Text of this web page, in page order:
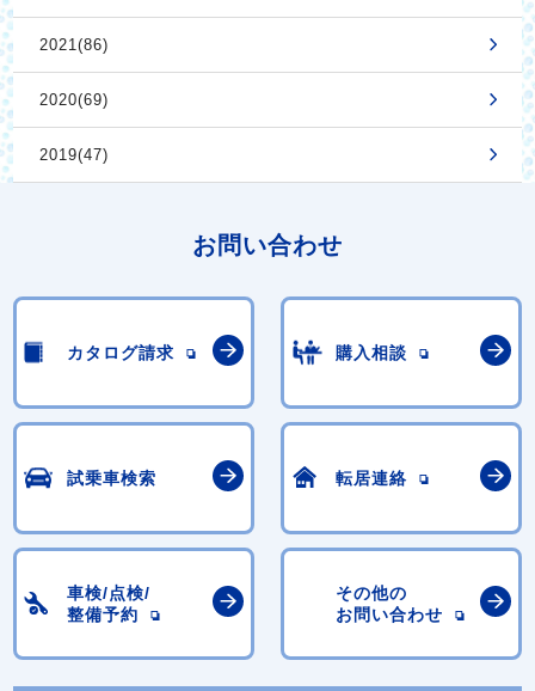
2021(86)
2020(69)
2019(47)
お問い合わせ
カタログ請求 購入相談
試乗車検索 転居連絡
車検/点検/
整備予約
その他の
お問い合わせ